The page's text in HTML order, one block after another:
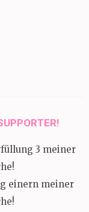
3 meiner
einern meiner